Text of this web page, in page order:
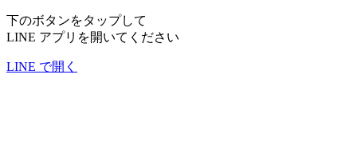
下のボタンをタップして
LINE アプリを開いてください
LINE で開く